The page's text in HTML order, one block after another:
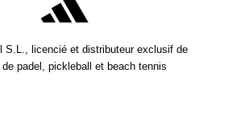
S.L., licencié et distributeur exclusif de
padel, pickleball et beach tennis